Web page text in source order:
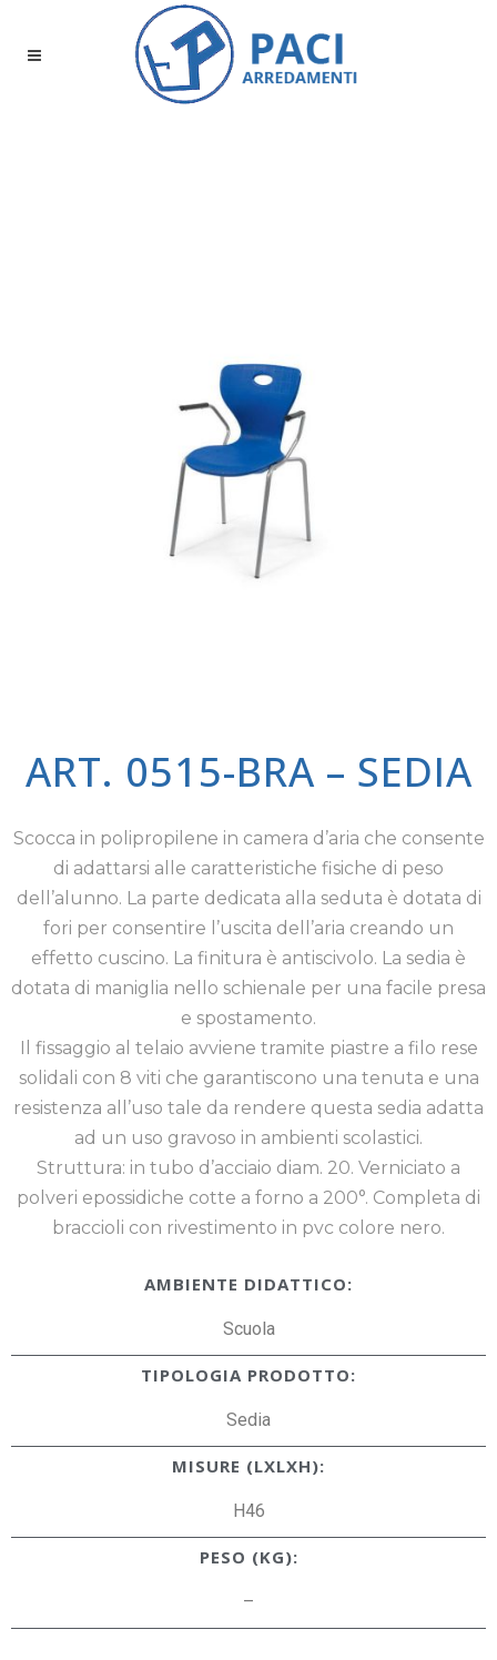
ART. 0515-BRA – SEDIA
Scocca in polipropilene in camera d’aria che consente
di adattarsi alle caratteristiche fisiche di peso
dell’alunno. La parte dedicata alla seduta è dotata di
fori per consentire l’uscita dell’aria creando un
effetto cuscino. La finitura è antiscivolo. La sedia è
dotata di maniglia nello schienale per una facile presa
e spostamento.
Il fissaggio al telaio avviene tramite piastre a filo rese
solidali con 8 viti che garantiscono una tenuta e una
resistenza all’uso tale da rendere questa sedia adatta
ad un uso gravoso in ambienti scolastici.
Struttura: in tubo d’acciaio diam. 20. Verniciato a
polveri epossidiche cotte a forno a 200°. Completa di
braccioli con rivestimento in pvc colore nero.
AMBIENTE DIDATTICO:
Scuola
TIPOLOGIA PRODOTTO:
Sedia
MISURE (LXLXH):
H46
PESO (KG):
–